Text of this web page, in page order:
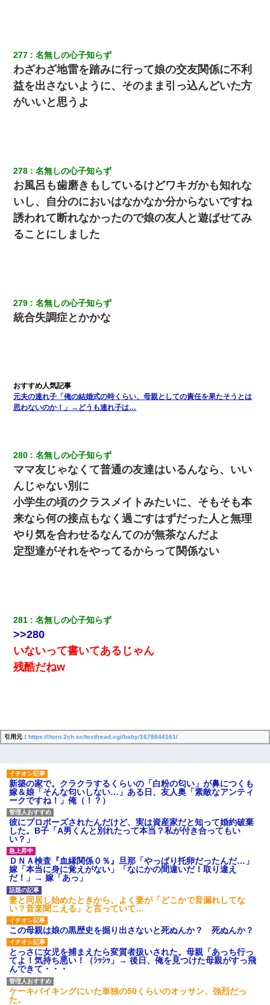
童貞俺、宅飲みした女友達2人を家に泊めた結果ｗｗｗｗｗｗ
ＤＮＡ検査『血縁関係０％』旦那「やっぱり托卵だったんだ…」
嫁「本当に身に覚えがない」「なにかの間違いだ！取り違え
だ！」→ 嫁「あっ」
ワイ144kg彼女98kgデブカップル、1年間毎日行為しまくった結
果
居酒屋にて。兄の紹介者「お酒飲みなって」私「未成年なので無
理です！」酷すぎるワードの連発で、耐えきれず店員に5千円を渡
し「お勘定です。逃がして下さい」その後、録音内容を父に聞か
せたら...
ワイアラサー主婦、昨晩久しぶりに夫と致した結果ｗｗｗｗｗ
高1のとき男に襲われ、不妊の叔母に頼まれて出産。→叔母夫婦が
養子縁組してアメリカに子供を連れ帰った。→9・11で叔母夫婦が
妊娠中に「おいこのブタ女！てめー席譲れ！」と絡まれ腹を殴る
真似された。泣きながら夫に話すと一年後に…
友人とふたりで山口に旅行した時の事。レンタカーを借りて山の
中の道を走っていたら、突然ガガッ！って音がして…
[緊急]ベロベロの女に声をかけて行為してきた結果
３２歳俺「ずっと好きでした！！付き合って下さい！」 ２５歳
彼女「うん！！絶対幸せになろうね！！！！」 → ７年後ｗｗ
ｗｗｗ
小学生の妹が20代の弟とチューしてるのに、見て見ぬふりの親を
見てから実家を出た。それから15年、妹が弟の子を妊娠したらし
くもう堕胎できない月なんだと母から連絡がきた…｜生活｜ワロ
友人「酒の勢いで女先輩をホテルに連れ込んだｗｗｗｗｗ」俺
「…」
【衝撃】女友達から行為中に告白されてOKした結果
旦那の元嫁「離婚したとはいえ、私が本来の妻。許可なく結婚す
るなんてどういう神経してるの？離婚届を記入して持って来い」
→笑いが止まらなくなり・・・
ホテルに泊まったんだけど従業員が最悪だった。折角の旅行で何
故私が怒鳴られなきゃいけなかったのだ
【画像】女上司(30)「終電なくなったね…部屋くる？」ワイ「行
きます！」
同じマンションに住んでる女性が鍵をわかりやすいところに隠し
ている事に気づいた俺「忍びこんでみよう！」→ 結果
277 名無しの心子知らず
わざわざ地雷を踏みに行って娘の交友関係に不利
益を出さないように、そのまま引っ込んどいた方
がいいと思うよ
278 名無しの心子知らず
お風呂も歯磨きもしているけどワキガかも知れな
いし、自分のにおいはなかなか分からないですね
誘われて断れなかったので娘の友人と遊ばせてみ
ることにしました
279 名無しの心子知らず
統合失調症とかかな
元夫の連れ子「俺の結婚式の時くらい、母親としての責任を果たそうとは
思わないのか！」→どうも連れ子は…
280 名無しの心子知らず
ママ友じゃなくて普通の友達はいるんなら、いい
んじゃない別に
小学生の頃のクラスメイトみたいに、そもそも本
来なら何の接点もなく過ごすはずだった人と無理
やり気を合わせるなんてのが無茶なんだよ
定型達がそれをやってるからって関係ない
281 名無しの心子知らず
>>280
いないって書いてあるじゃん
残酷だねw
引用元： https:///toro.2ch.sc/test/read.cgi/baby/1678844161/
新築の家で。クラクラするくらいの「白粉の匂い」が鼻につくも
嫁＆娘「そんな匂いしない…」ある日、友人奥「素敵なアンティ
ークですね！」俺（！？）
彼にプロポーズされたんだけど、実は資産家だと知って婚約破棄
した。B子「A男くんと別れたって本当？私が付き合ってもい
い？」
ＤＮＡ検査『血縁関係０％』旦那「やっぱり托卵だったんだ…」
嫁「本当に身に覚えがない」「なにかの間違いだ！取り違え
だ！」→ 嫁「あっ」
妻と同居し始めたときから、よく妻が「どこかで音漏れしてな
い？音楽聞こえる」と言っていて…
この母親は娘の黒歴史を掘り出さないと死ぬんか？ 死ぬんか？
とっさに女児を捕まえたら変質者扱いされた。母親「あっち行っ
てよ！気持ち悪い！（ｼｯｼｯ」→ 後日、俺を見つけた母親がすっ飛
んできて・・・
ケーキバイキングにいた単独の50くらいのオッサン、強烈だっ
た。